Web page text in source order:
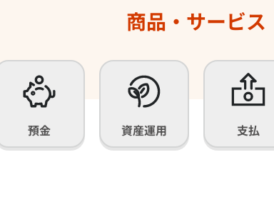
商品・サービス
預金 資産運用 支払